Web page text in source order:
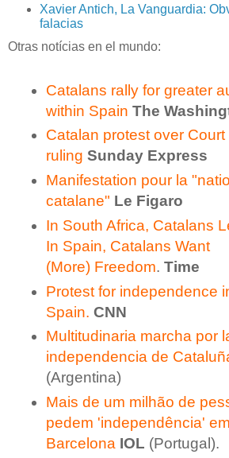
Xavier Antich, La Vanguardia:
falacias
Otras notícias en el mundo:
Catalans rally for greater
within Spain The
Catalan protest over Court
ruling Sunday Express
Manifestation pour la
catalane" Le Figaro
In South Africa, Catalans
In Spain, Catalans Want
(More) Freedom. Time
Protest for independence
Spain. CNN
Multitudinaria marcha por
independencia de
(Argentina)
Mais de um milhão de
pedem 'independência' em
Barcelona IOL (Portugal).